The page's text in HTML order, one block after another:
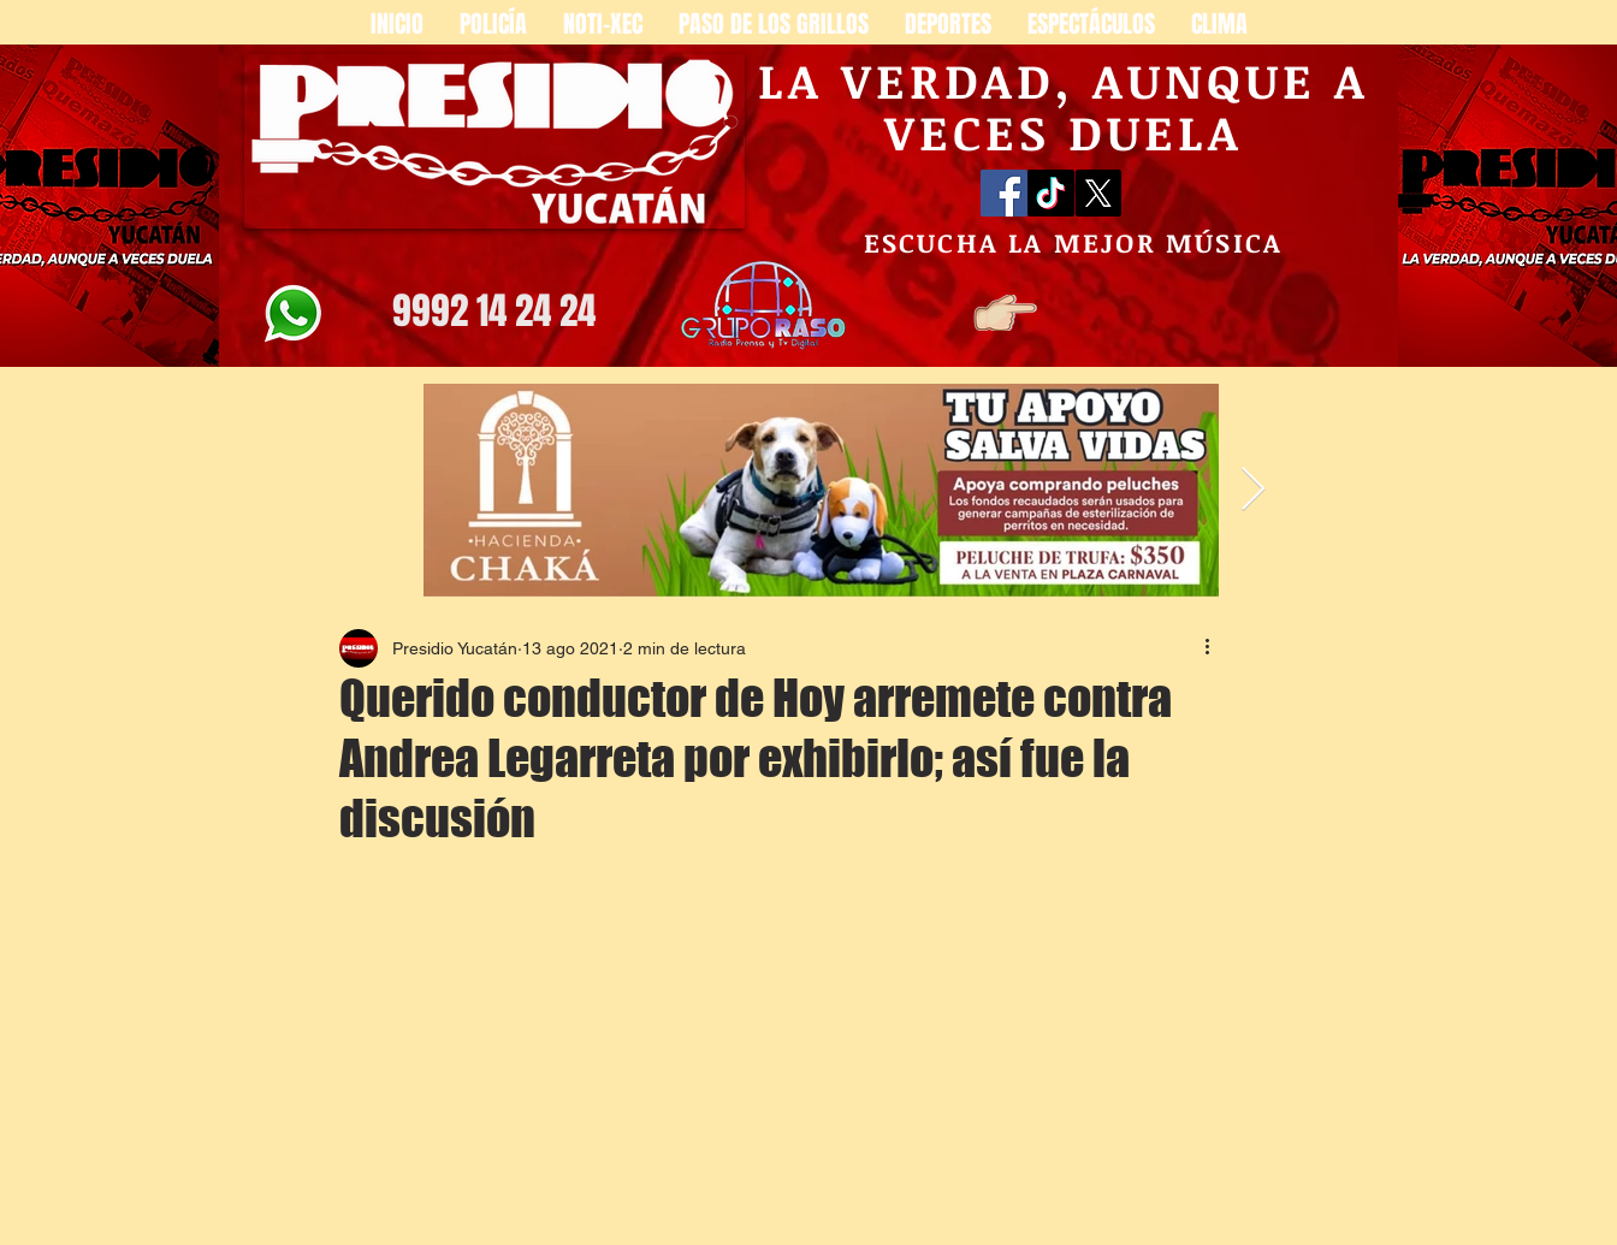
INICIO POLICÍA NOTI-XEC PASO DE LOS GRILLOS DEPORTES ESPECTÁCULOS CLIMA
LA VERDAD, AUNQUE A
VECES DUELA
ESCUCHA LA MEJOR MÚSICA
9992 14 24 24
Querido conductor de Hoy arremete contra
Andrea Legarreta por exhibirlo; así fue la
discusión
Presidio Yucatán 13 ago 2021 2 min de lectura